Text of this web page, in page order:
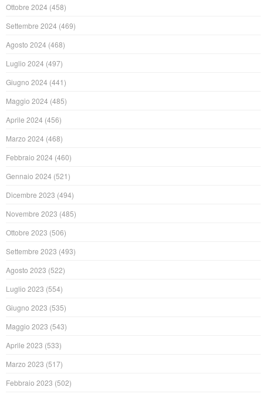
Ottobre 2024 (458)
Settembre 2024 (469)
Agosto 2024 (468)
Luglio 2024 (497)
Giugno 2024 (441)
Maggio 2024 (485)
Aprile 2024 (456)
Marzo 2024 (468)
Febbraio 2024 (460)
Gennaio 2024 (521)
Dicembre 2023 (494)
Novembre 2023 (485)
Ottobre 2023 (506)
Settembre 2023 (493)
Agosto 2023 (522)
Luglio 2023 (554)
Giugno 2023 (535)
Maggio 2023 (543)
Aprile 2023 (533)
Marzo 2023 (517)
Febbraio 2023 (502)